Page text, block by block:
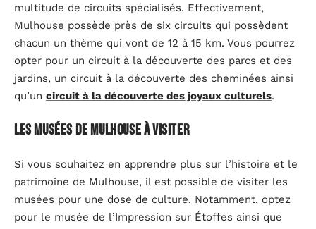
multitude de circuits spécialisés. Effectivement,
Mulhouse possède près de six circuits qui possèdent
chacun un thème qui vont de 12 à 15 km. Vous pourrez
opter pour un circuit à la découverte des parcs et des
jardins, un circuit à la découverte des cheminées ainsi
qu’un circuit à la découverte des joyaux culturels.
Les musées de Mulhouse à visiter
Si vous souhaitez en apprendre plus sur l’histoire et le
patrimoine de Mulhouse, il est possible de visiter les
musées pour une dose de culture. Notamment, optez
pour le musée de l’Impression sur Étoffes ainsi que